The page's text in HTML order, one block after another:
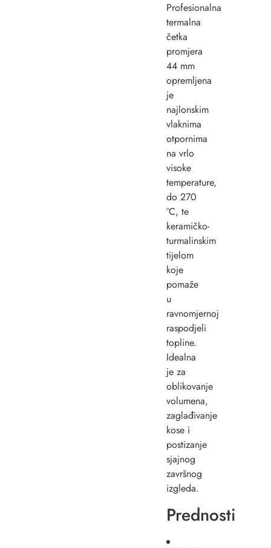
Profesionalna
termalna
četka
promjera
44 mm
opremljena
je
najlonskim
vlaknima
otpornima
na vrlo
visoke
temperature,
do 270
°C, te
keramičko-
turmalinskim
tijelom
koje
pomaže
u
ravnomjernoj
raspodjeli
topline.
Idealna
je za
oblikovanje
volumena,
zaglađivanje
kose i
postizanje
sjajnog
završnog
izgleda.
Prednosti